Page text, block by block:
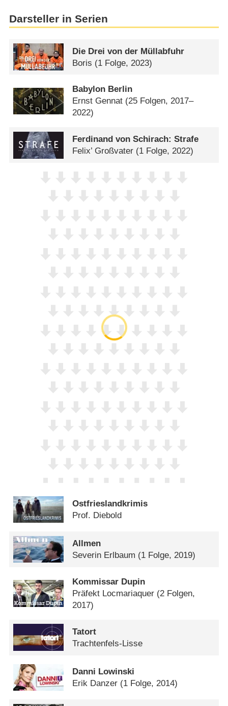
Darsteller in Serien
Die Drei von der Müllabfuhr
Boris (1 Folge, 2023)
Babylon Berlin
Ernst Gennat (25 Folgen, 2017–
2022)
Ferdinand von Schirach: Strafe
Felix’ Großvater (1 Folge, 2022)
Ostfrieslandkrimis
Prof. Diebold
Allmen
Severin Erlbaum (1 Folge, 2019)
Kommissar Dupin
Präfekt Locmariaquer (2 Folgen,
2017)
Tatort
Trachtenfels-Lisse
Danni Lowinski
Erik Danzer (1 Folge, 2014)